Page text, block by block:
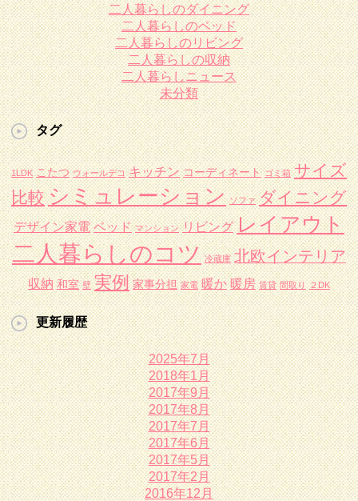
二人暮らしのダイニング
二人暮らしのベッド
二人暮らしのリビング
二人暮らしの収納
二人暮らしニュース
未分類
タグ
1LDK こたつ ウォールデコ キッチン コーディネート ゴミ箱 サイズ
比較シミュレーション ソファ ダイニング
デザイン家電 ベッド マンション リビング レイアウト
二人暮らしのコツ 冷蔵庫 北欧インテリア
収納 和室 壁 実例 家事分担 家電 暖か 暖房 賃貸 間取り ２DK
更新履歴
2025年7月
2018年1月
2017年9月
2017年8月
2017年7月
2017年6月
2017年5月
2017年2月
2016年12月